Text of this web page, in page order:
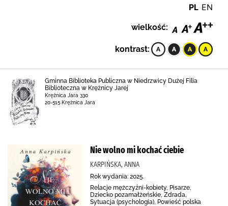
PL EN
wielkość:
kontrast:
Gminna Biblioteka Publiczna w Niedrzwicy Dużej Filia
Biblioteczna w Krężnicy Jarej
Krężnica Jara 330
20-515 Krężnica Jara
Nie wolno mi kochać ciebie
KARPIŃSKA, ANNA
Rok wydania: 2025.
Relacje mężczyźni-kobiety, Pisarze,
Dziecko pozamałżeńskie, Zdrada,
Sytuacja (psychologia), Powieść polska